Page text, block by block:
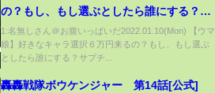
の？もし、もし選ぶとしたら誰にする？サ
プチケ6万てｗ/ダート示唆/強いキャラ/【の
っちんTV ウマ娘プリティーダービー攻略ま
とめ SSR安心沢さん動画も上げてます！
1:名無しさん＠お腹いっぱいだ2022.01.10(Mon) 【ウマ
娘】好きなキャラ選択６万円来るの？もし、もし選ぶ
としたら誰にする？サプチ...
轟轟戦隊ボウケンジャー 第14話[公式]